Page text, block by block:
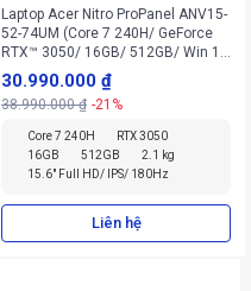
Laptop Acer Nitro ProPanel ANV15-
52-74UM (Core 7 240H/ GeForce
RTX™ 3050/ 16GB/ 512GB/ Win 11
Home SL)
30.990.000 ₫
38.990.000 ₫ -21%
Core 7 240H
RTX 3050
16GB
512GB
2.1 kg
15.6" Full HD/ IPS/ 180Hz
Liên hệ